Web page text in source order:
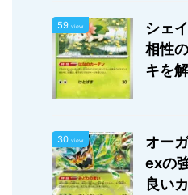
59 view
シェ
相性
キを
30 view
オー
exの
良い